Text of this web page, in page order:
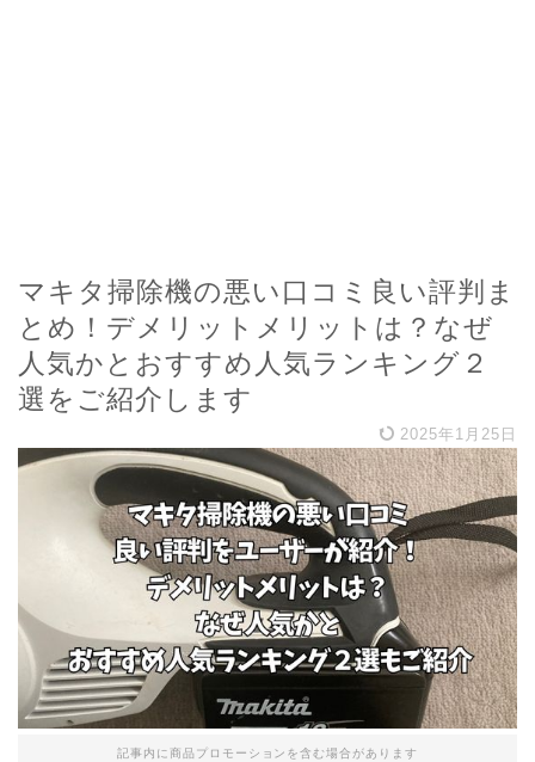
マキタ掃除機の悪い口コミ良い評判ま
とめ！デメリットメリットは？なぜ
人気かとおすすめ人気ランキング２
選をご紹介します
2025年1月25日
記事内に商品プロモーションを含む場合があります